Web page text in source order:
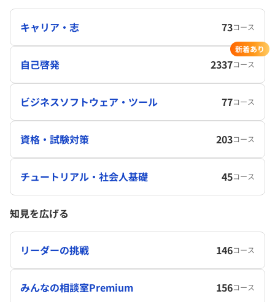
キャリア・志 73コース
自己啓発 2337コース
新着あり
ビジネスソフトウェア・ツール 77コース
資格・試験対策 203コース
チュートリアル・社会人基礎 45コース
知見を広げる
リーダーの挑戦 146コース
みんなの相談室Premium 156コース